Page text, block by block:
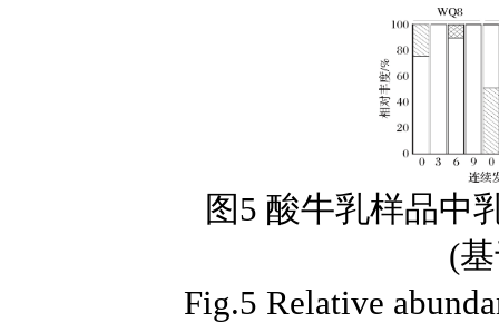
图5 酸牛乳样品中
(
Fig.5 Relative